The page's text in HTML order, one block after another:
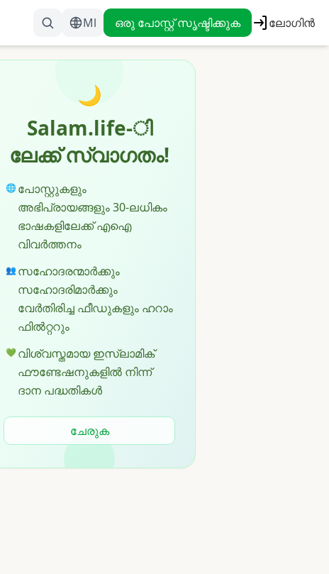
Ml ഒരു പോസ്റ്റ് സൃഷ്ടിക്കുക ലോഗിൻ
🌙
Salam.life-ി
ലേക്ക് സ്വാഗതം!
🌐 പോസ്റ്റുകളും
അഭിപ്രായങ്ങളും 30-ലധികം
ഭാഷകളിലേക്ക് എഐ
വിവർത്തനം
👥 സഹോദരന്മാർക്കും
സഹോദരിമാർക്കും
വേർതിരിച്ച ഫീഡുകളും ഹറാം
ഫിൽറ്ററും
💚 വിശ്വസ്തമായ ഇസ്ലാമിക്
ഫൗണ്ടേഷനുകളിൽ നിന്ന്
ദാന പദ്ധതികൾ
ചേരുക